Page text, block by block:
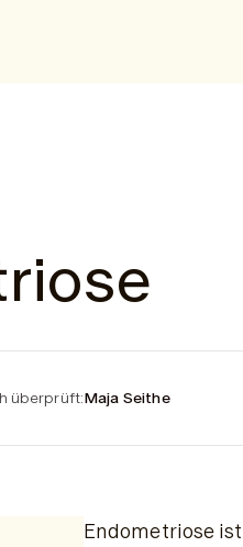
überprüft:Maja Seithe
Endometriose